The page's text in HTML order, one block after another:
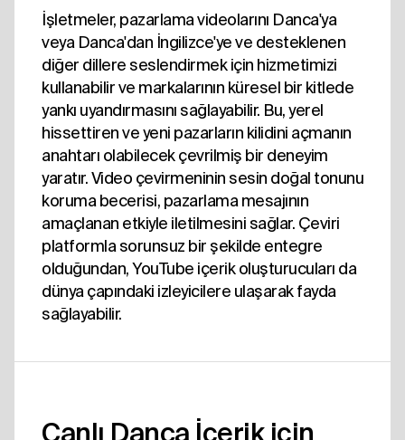
İşletmeler, pazarlama videolarını Danca'ya
veya Danca'dan İngilizce'ye ve desteklenen
diğer dillere seslendirmek için hizmetimizi
kullanabilir ve markalarının küresel bir kitlede
yankı uyandırmasını sağlayabilir. Bu, yerel
hissettiren ve yeni pazarların kilidini açmanın
anahtarı olabilecek çevrilmiş bir deneyim
yaratır. Video çevirmeninin sesin doğal tonunu
koruma becerisi, pazarlama mesajının
amaçlanan etkiyle iletilmesini sağlar. Çeviri
platformla sorunsuz bir şekilde entegre
olduğundan, YouTube içerik oluşturucuları da
dünya çapındaki izleyicilere ulaşarak fayda
sağlayabilir.
Canlı Danca İçerik için